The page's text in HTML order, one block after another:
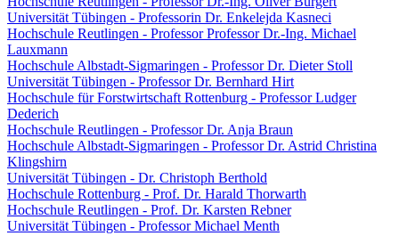
Universität Tübingen - Professorin Dr. Enkelejda Kasneci
Hochschule Reutlingen - Professor Professor Dr.-Ing. Michael
Lauxmann
Hochschule Albstadt-Sigmaringen - Professor Dr. Dieter Stoll
Universität Tübingen - Professor Dr. Bernhard Hirt
Hochschule für Forstwirtschaft Rottenburg - Professor Ludger
Dederich
Hochschule Reutlingen - Professor Dr. Anja Braun
Hochschule Albstadt-Sigmaringen - Professor Dr. Astrid Christina
Klingshirn
Universität Tübingen - Dr. Christoph Berthold
Hochschule Rottenburg - Prof. Dr. Harald Thorwarth
Hochschule Reutlingen - Prof. Dr. Karsten Rebner
Universität Tübingen - Professor Michael Menth